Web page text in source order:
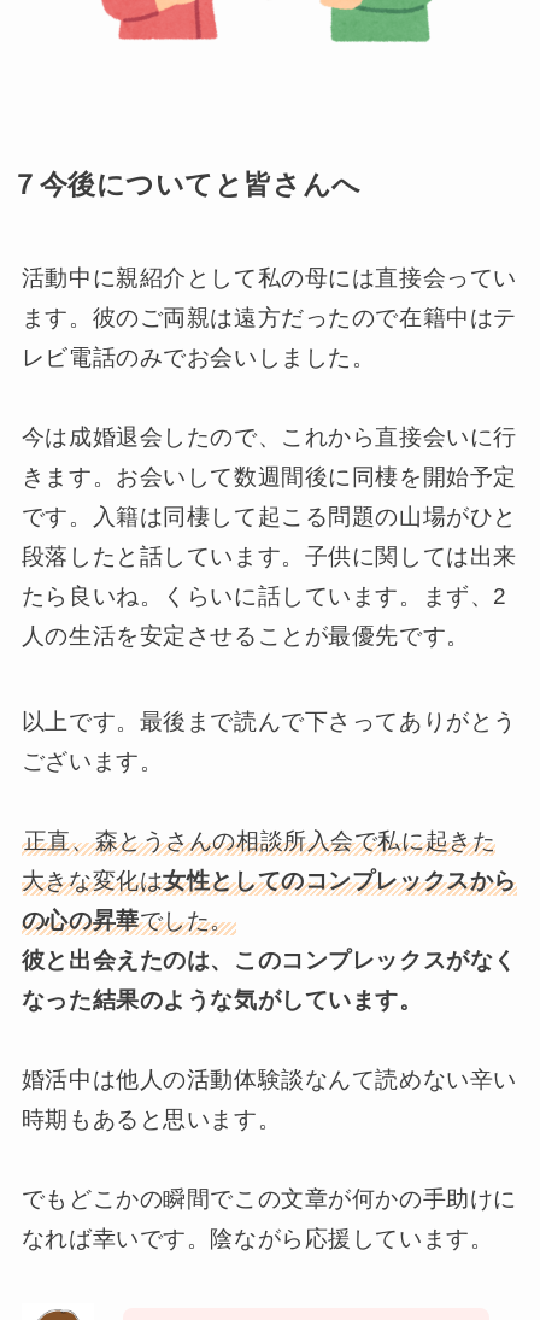
７今後についてと皆さんへ
活動中に親紹介として私の母には直接会ってい
ます。彼のご両親は遠方だったので在籍中はテ
レビ電話のみでお会いしました。
今は成婚退会したので、これから直接会いに行
きます。お会いして数週間後に同棲を開始予定
です。入籍は同棲して起こる問題の山場がひと
段落したと話しています。子供に関しては出来
たら良いね。くらいに話しています。まず、2
人の生活を安定させることが最優先です。
以上です。最後まで読んで下さってありがとう
ございます。
正直、森とうさんの相談所入会で私に起きた
大きな変化は女性としてのコンプレックスから
の心の昇華でした。
彼と出会えたのは、このコンプレックスがなく
なった結果のような気がしています。
婚活中は他人の活動体験談なんて読めない辛い
時期もあると思います。
でもどこかの瞬間でこの文章が何かの手助けに
なれば幸いです。陰ながら応援しています。